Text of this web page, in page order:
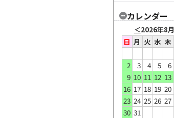
カレンダー
＜2026年8月
日 月 火 水 木
2
3 4 5 6
9 10 11 12 13
16 17 18 19 20
23 24 25 26 27
30 31